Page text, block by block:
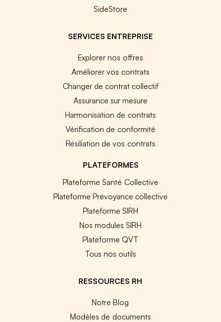
SideStore
SERVICES ENTREPRISE
Explorer nos offres
Améliorer vos contrats
Changer de contrat collectif
Assurance sur mesure
Harmonisation de contrats
Vérification de conformité
Résiliation de vos contrats
PLATEFORMES
Plateforme Santé Collective
Plateforme Prévoyance collective
Plateforme SIRH
Nos modules SIRH
Plateforme QVT
Tous nos outils
RESSOURCES RH
Notre Blog
Modèles de documents